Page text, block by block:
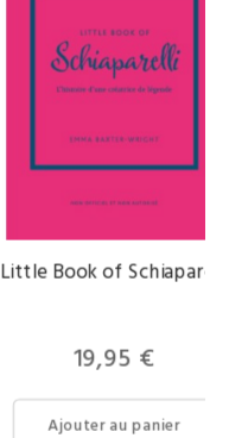
Little Book of Schiaparelli
Prix
19,95 €
Ajouter au panier